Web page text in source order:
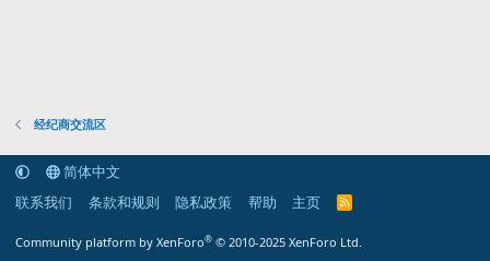
经纪商交流区
简体中文
联系我们
条款和规则 隐私政策 帮助 主页
R
Community platform by XenForo® © 2010-2025 XenForo Ltd.